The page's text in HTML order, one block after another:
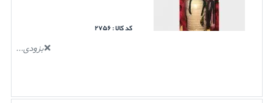
کد کالا : ۲۷۵۶
بزودی...